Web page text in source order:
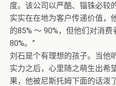
度。该公司以严酷、锱铢必较
实实在在地为客户传递价值，
的85% ～ 90%，但他们对消
80%。”
刘石是个有理想的孩子。当他
实力之后，心里随之萌生出希
果，他被尼斯托姆下面的话泼